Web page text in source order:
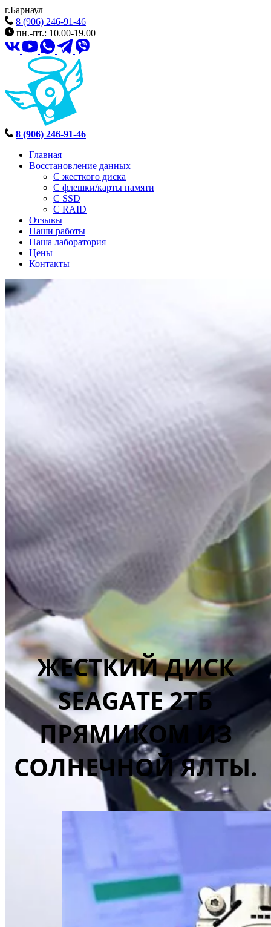
г.Барнаул
8 (906) 246-91-46
пн.-пт.: 10.00-19.00
8 (906) 246-91-46
Главная
Восстановление данных
С жесткого диска
С флешки/карты памяти
С SSD
С RAID
Отзывы
Наши работы
Наша лаборатория
Цены
Контакты
ЖЕСТКИЙ ДИСК
SEAGATE 2ТБ
ПРЯМИКОМ ИЗ
СОЛНЕЧНОЙ ЯЛТЫ.